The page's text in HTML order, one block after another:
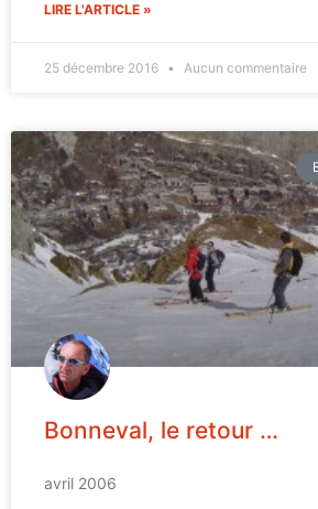
LIRE L'ARTICLE »
25 décembre 2016 Aucun commentaire
Bonneval, le retour …
avril 2006